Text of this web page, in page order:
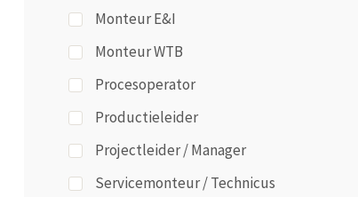
Monteur E&I
Monteur WTB
Procesoperator
Productieleider
Projectleider / Manager
Servicemonteur / Technicus